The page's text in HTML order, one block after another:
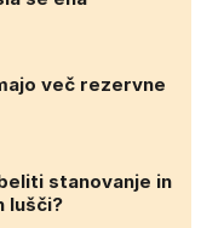
več rezervne
stanovanje in
lušči?